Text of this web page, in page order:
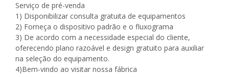
Serviço de pré-venda
1) Disponibilizar consulta gratuita de equipamentos
2) Forneça o dispositivo padrão e o fluxograma
3) De acordo com a necessidade especial do cliente,
oferecendo plano razoável e design gratuito para auxiliar
na seleção do equipamento.
4)Bem-vindo ao visitar nossa fábrica